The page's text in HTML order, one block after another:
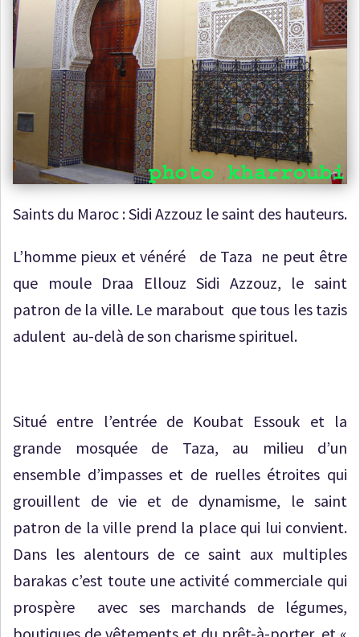
Saints du Maroc : Sidi Azzouz le saint des hauteurs.
L’homme pieux et vénéré de Taza ne peut être
que moule Draa Ellouz Sidi Azzouz, le saint
patron de la ville. Le marabout que tous les tazis
adulent au-delà de son charisme spirituel.
Situé entre l’entrée de Koubat Essouk et la
grande mosquée de Taza, au milieu d’un
ensemble d’impasses et de ruelles étroites qui
grouillent de vie et de dynamisme, le saint
patron de la ville prend la place qui lui convient.
Dans les alentours de ce saint aux multiples
barakas c’est toute une activité commerciale qui
prospère avec ses marchands de légumes,